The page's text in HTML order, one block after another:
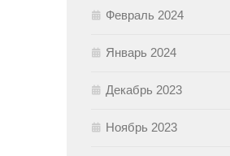
Февраль 2024
Январь 2024
Декабрь 2023
Ноябрь 2023